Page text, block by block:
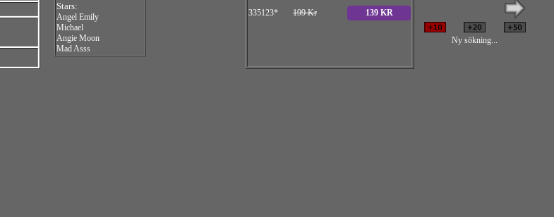
Stars:
Angel Emily
Michael
Angie Moon
Mad Asss
335123* 199 Kr 139 KR
Ny sökning...